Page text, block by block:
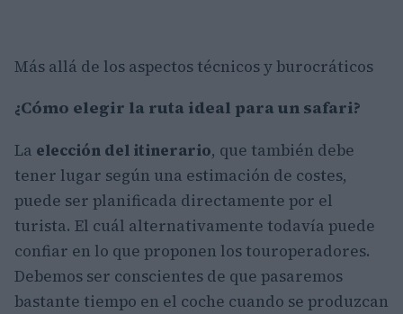
Más allá de los aspectos técnicos y burocráticos
¿Cómo elegir la ruta ideal para un safari?
La elección del itinerario, que también debe
tener lugar según una estimación de costes,
puede ser planificada directamente por el
turista. El cuál alternativamente todavía puede
confiar en lo que proponen los touroperadores.
Debemos ser conscientes de que pasaremos
bastante tiempo en el coche cuando se produzcan